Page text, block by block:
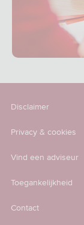
Disclaimer
Privacy & cookies
Vind een adviseur
Toegankelijkheid
Contact